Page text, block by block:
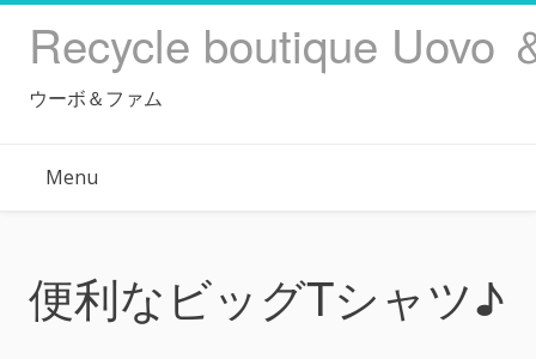
Recycle boutique Uovo
ウーボ＆ファム
Menu
便利なビッグTシャツ♪